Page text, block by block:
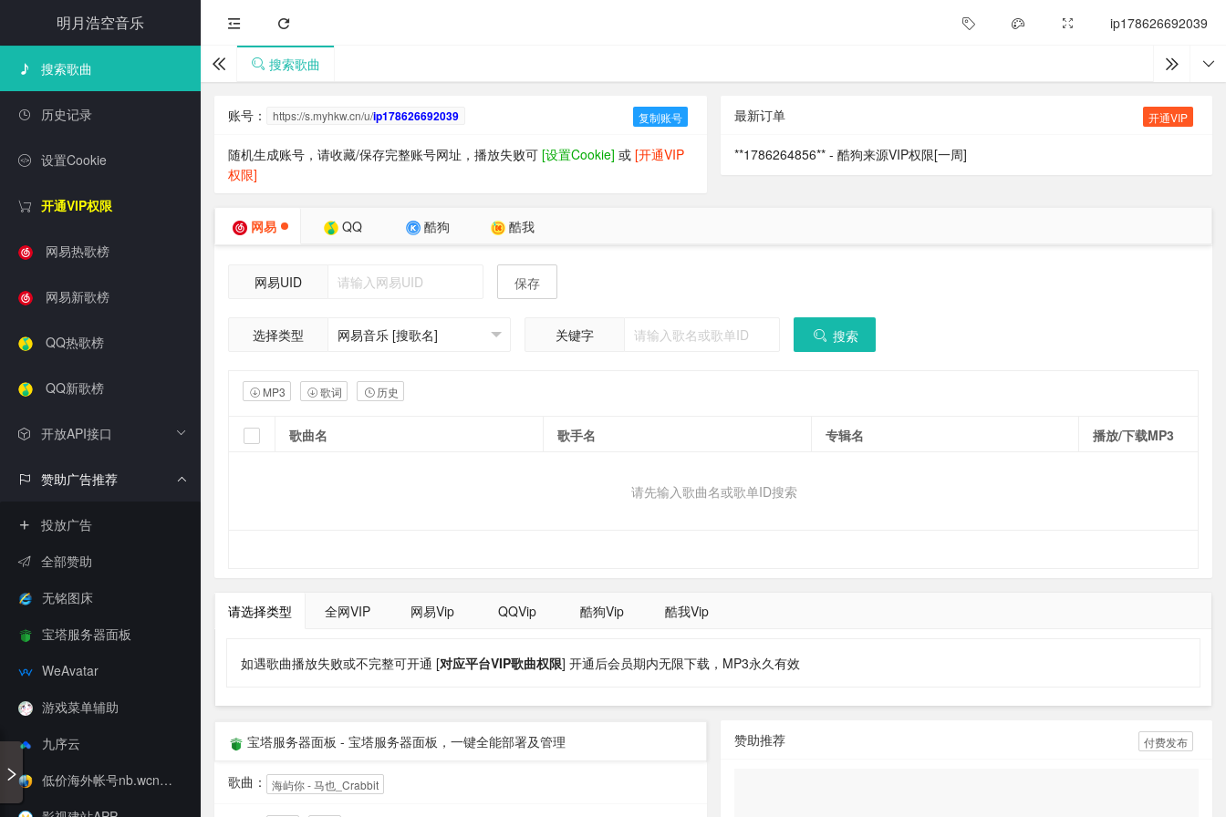
ip178626692039
明月浩空音乐
搜索歌曲
历史记录
设置Cookie
开通VIP权限
网易热歌榜
网易新歌榜
QQ热歌榜
QQ新歌榜
开放API接口
赞助广告推荐
投放广告
全部赞助
无铭图床
宝塔服务器面板
WeAvatar
游戏菜单辅助
九序云
低价海外帐号nb.wcnmb.sbs
搜索歌曲